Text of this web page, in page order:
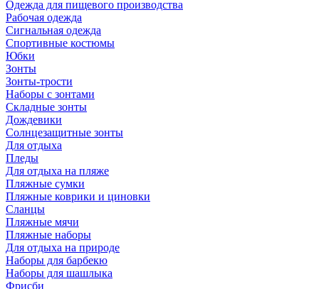
Одежда для пищевого производства
Рабочая одежда
Сигнальная одежда
Спортивные костюмы
Юбки
Зонты
Зонты-трости
Наборы с зонтами
Складные зонты
Дождевики
Солнцезащитные зонты
Для отдыха
Пледы
Для отдыха на пляже
Пляжные сумки
Пляжные коврики и циновки
Сланцы
Пляжные мячи
Пляжные наборы
Для отдыха на природе
Наборы для барбекю
Наборы для шашлыка
Фрисби